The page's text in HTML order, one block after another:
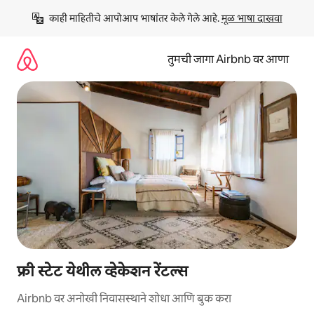
काही माहितीचे आपोआप भाषांतर केले गेले आहे. मूळ भाषा दाखवा
तुमची जागा Airbnb वर आणा
फ्री स्टेट येथील व्हेकेशन रेंटल्स
Airbnb वर अनोखी निवासस्थाने शोधा आणि बुक करा